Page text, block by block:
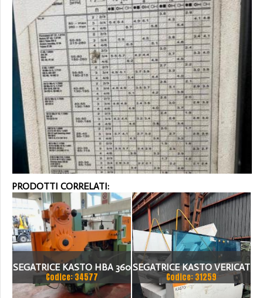
PRODOTTI CORRELATI:
SEGATRICE KASTO HBA 360
AU NUMERO DI SERIE 108
Codice: 34577
SEGATRICE KASTO VERICAT
Codice: 31259